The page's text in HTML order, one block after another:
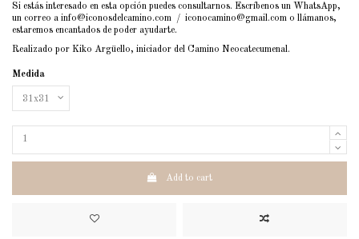
Si estás interesado en esta opción puedes consultarnos. Escríbenos un WhatsApp,
un correo a info@iconosdelcamino.com / iconocamino@gmail.com o llámanos,
estaremos encantados de poder ayudarte.
Realizado por Kiko Argüello, iniciador del Camino Neocatecumenal.
Medida
Add to cart